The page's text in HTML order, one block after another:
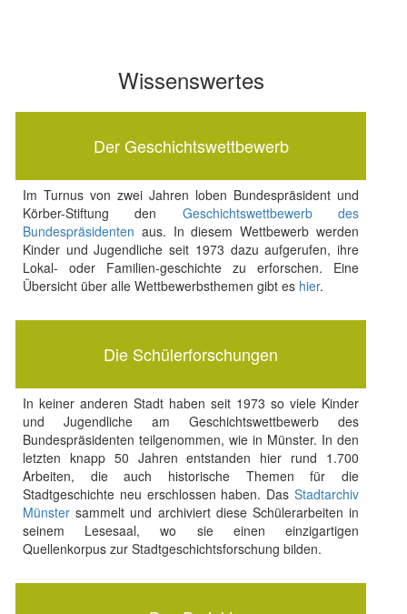
Wissenswertes
Der Geschichtswettbewerb
Im Turnus von zwei Jahren loben Bundespräsident und
Körber-Stiftung den Geschichtswettbewerb des
Bundespräsidenten aus. In diesem Wettbewerb werden
Kinder und Jugendliche seit 1973 dazu aufgerufen, ihre
Lokal- oder Familien-geschichte zu erforschen. Eine
Übersicht über alle Wettbewerbsthemen gibt es hier.
Die Schülerforschungen
In keiner anderen Stadt haben seit 1973 so viele Kinder
und Jugendliche am Geschichtswettbewerb des
Bundespräsidenten teilgenommen, wie in Münster. In den
letzten knapp 50 Jahren entstanden hier rund 1.700
Arbeiten, die auch historische Themen für die
Stadtgeschichte neu erschlossen haben. DasStadtarchiv
Münstersammelt und archiviert diese Schülerarbeiten in
seinem Lesesaal, wo sie einen einzigartigen
Quellenkorpus zur Stadtgeschichtsforschung bilden.